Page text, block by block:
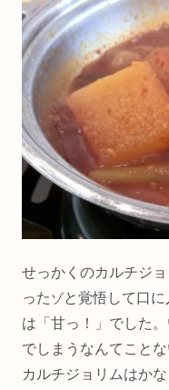
せっかくのカルチジ
ったゾと覚悟して口
は「甘っ！」でした
でしまうなんてこと
カルチジョリムはか